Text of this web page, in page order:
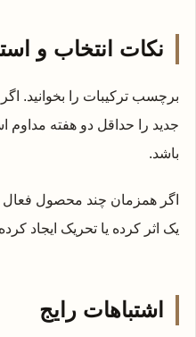
نکات انتخاب و
برچسب ترکیبات را بخوانید.
جدید را حداقل دو هفته مداوم
باشد.
اگر همزمان چند محصول فعال
یک اثر کرده یا تحریک ایجاد
اشتباهات رایج